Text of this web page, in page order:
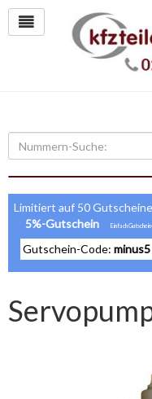
Limitiert auf 50
5%-Gutschein
Gutschein-Code: minus5